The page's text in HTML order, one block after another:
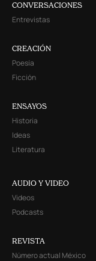
CONVERSACIONES
Entrevistas
CREACIÓN
Poesía
Ficción
ENSAYOS
Historia
Ideas
Literatura
AUDIO Y VIDEO
Videos
Podcasts
REVISTA
Número actual México